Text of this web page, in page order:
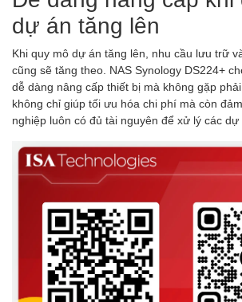
dự án tăng lên
Khi quy mô dự án tăng lên, nhu cầu lưu trữ
cũng sẽ tăng theo. NAS Synology DS224+
dễ dàng nâng cấp thiết bị mà không gặp
không chỉ giúp tối ưu hóa chi phí mà còn
nghiệp luôn có đủ tài nguyên để xử lý các dự